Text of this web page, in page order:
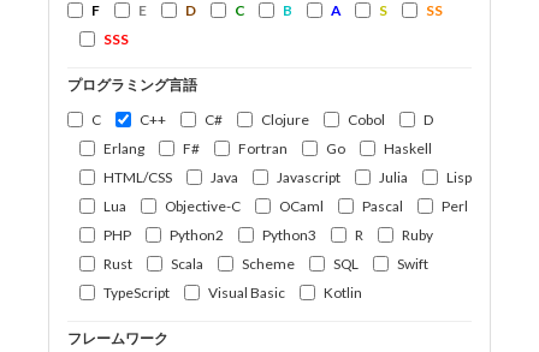
F
E D C B A S
SS
SSS
プログラミング言語
C
C++ C# Clojure Cobol
D
Erlang
F# Fortran Go
Haskell
HTML/CSS
Java Javascript Julia
Lisp
Lua
Objective-C OCaml Pascal
Perl
PHP
Python2 Python3 R
Ruby
Rust
Scala Scheme SQL
Swift
TypeScript
Visual Basic Kotlin
フレームワーク